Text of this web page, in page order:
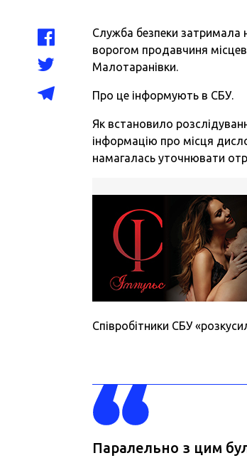
Служба безпеки затримала
ворогом продавчиня
Малотаранівки.
Про це інформують в СБУ.
Як встановило
інформацію про місця
намагалась уточнювати
Співробітники СБУ
Паралельно з цим